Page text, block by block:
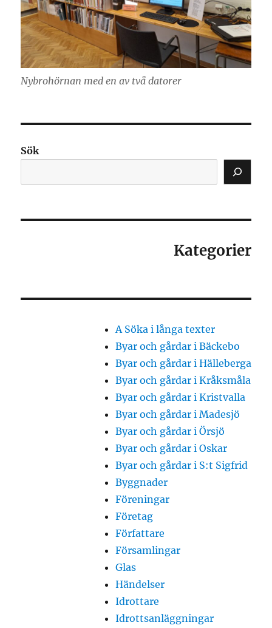
Nybrohörnan med en av två datorer
Sök
Kategorier
A Söka i långa texter
Byar och gårdar i Bäckebo
Byar och gårdar i Hälleberga
Byar och gårdar i Kråksmåla
Byar och gårdar i Kristvalla
Byar och gårdar i Madesjö
Byar och gårdar i Örsjö
Byar och gårdar i Oskar
Byar och gårdar i S:t Sigfrid
Byggnader
Föreningar
Företag
Författare
Församlingar
Glas
Händelser
Idrottare
Idrottsanläggningar